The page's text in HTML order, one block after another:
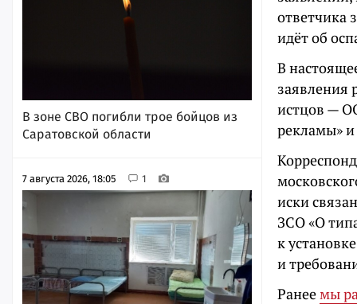
В зоне СВО погибли трое бойцов из
Саратовской области
7 августа 2026, 18:05 1
ответчика
идёт об
В
заявления
истцов —
рекламы» и
иски
ЗСО «О
к
и
Ранеемы